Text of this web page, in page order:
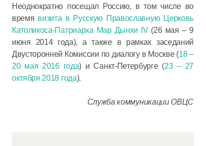
Неоднократно посещал Россию, в том числе во
время визита в Русскую Православную Церковь
Католикоса-Патриарха Мар Дынхи IV(26 мая – 9
июня 2014 года), а также в рамках заседаний
Двусторонней Комиссии по диалогу в Москве (18 –
20 мая 2016 года) и Санкт-Петербурге (23 – 27
октября 2018 года).
Служба коммуникации ОВЦС